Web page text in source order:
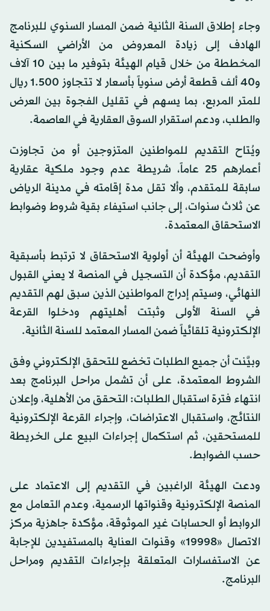
وجاء إطلاق السنة الثانية ضمن المسار السنوي للبرنامج
الهادف إلى زيادة المعروض من الأراضي السكنية
المخططة من خلال قيام الهيئة بتوفير ما بين 10 آلاف
و40 ألف قطعة أرض سنوياً بأسعار لا تتجاوز 1.500 ريال
للمتر المربع، بما يسهم في تقليل الفجوة بين العرض
والطلب، ودعم استقرار السوق العقارية في العاصمة.
ويُتاح التقديم للمواطنين المتزوجين أو من تجاوزت
أعمارهم 25 عاماً، شريطة عدم وجود ملكية عقارية
سابقة للمتقدم، وألا تقل مدة إقامته في مدينة الرياض
عن ثلاث سنوات، إلى جانب استيفاء بقية شروط وضوابط
الاستحقاق المعتمدة.
وأوضحت الهيئة أن أولوية الاستحقاق لا ترتبط بأسبقية
التقديم، مؤكدة أن التسجيل في المنصة لا يعني القبول
النهائي، وسيتم إدراج المواطنين الذين سبق لهم التقديم
في السنة الأولى وثبتت أهليتهم ودخلوا القرعة
الإلكترونية تلقائياً ضمن المسار المعتمد للسنة الثانية.
وبيَّنت أن جميع الطلبات تخضع للتحقق الإلكتروني وفق
الشروط المعتمدة، على أن تشمل مراحل البرنامج بعد
انتهاء فترة استقبال الطلبات: التحقق من الأهلية، وإعلان
النتائج، واستقبال الاعتراضات، وإجراء القرعة الإلكترونية
للمستحقين، ثم استكمال إجراءات البيع على الخريطة
حسب الضوابط.
ودعت الهيئة الراغبين في التقديم إلى الاعتماد على
المنصة الإلكترونية وقنواتها الرسمية، وعدم التعامل مع
الروابط أو الحسابات غير الموثوقة، مؤكدة جاهزية مركز
الاتصال «19998» وقنوات العناية بالمستفيدين للإجابة
عن الاستفسارات المتعلقة بإجراءات التقديم ومراحل
البرنامج.